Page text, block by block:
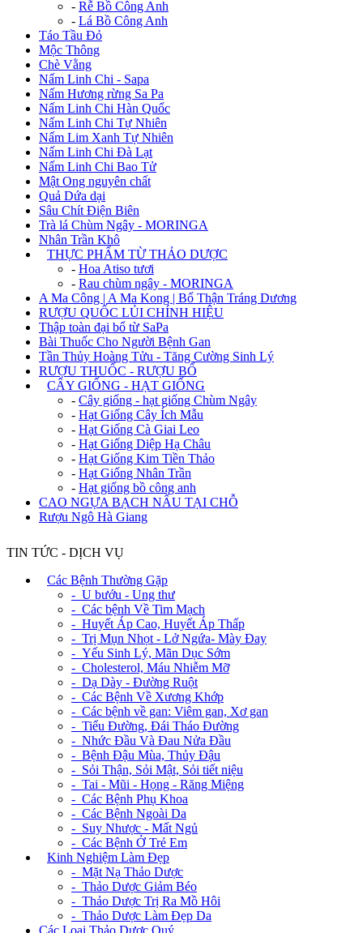
- Rễ Bồ Công Anh
- Lá Bồ Công Anh
Táo Tầu Đỏ
Mộc Thông
Chè Vằng
Nấm Linh Chi - Sapa
Nấm Hương rừng Sa Pa
Nấm Linh Chi Hàn Quốc
Nấm Linh Chi Tự Nhiên
Nấm Lim Xanh Tự Nhiên
Nấm Linh Chi Đà Lạt
Nấm Linh Chi Bao Tử
Mật Ong nguyên chất
Quả Dứa dại
Sâu Chít Điện Biên
Trà lá Chùm Ngây - MORINGA
Nhân Trần Khô
THỰC PHẨM TỪ THẢO DƯỢC
- Hoa Atiso tươi
- Rau chùm ngây - MORINGA
A Ma Công | A Ma Kong | Bổ Thận Tráng Dương
RƯỢU QUỐC LỦI CHÍNH HIỆU
Thập toàn đại bổ từ SaPa
Bài Thuốc Cho Người Bệnh Gan
Tần Thủy Hoàng Tửu - Tăng Cường Sinh Lý
RƯỢU THUỐC - RƯỢU BỔ
CÂY GIỐNG - HẠT GIỐNG
- Cây giống - hạt giống Chùm Ngây
- Hạt Giống Cây Ích Mẫu
- Hạt Giống Cà Giai Leo
- Hạt Giống Diệp Hạ Châu
- Hạt Giống Kim Tiền Thảo
- Hạt Giống Nhân Trần
- Hạt giống bồ công anh
CAO NGỰA BẠCH NẤU TẠI CHỖ
Rượu Ngô Hà Giang
TIN TỨC - DỊCH VỤ
Các Bệnh Thường Gặp
- U bướu - Ung thư
- Các bệnh Về Tim Mạch
- Huyết Áp Cao, Huyết Áp Thấp
- Trị Mụn Nhọt - Lở Ngứa- Mày Đay
- Yếu Sinh Lý, Mãn Dục Sớm
- Cholesterol, Máu Nhiễm Mỡ
- Dạ Dày - Đường Ruột
- Các Bệnh Về Xương Khớp
- Các bệnh về gan: Viêm gan, Xơ gan
- Tiểu Đường, Đái Tháo Đường
- Nhức Đầu Và Đau Nửa Đầu
- Bệnh Đậu Mùa, Thủy Đậu
- Sỏi Thận, Sỏi Mật, Sỏi tiết niệu
- Tai - Mũi - Họng - Răng Miệng
- Các Bệnh Phụ Khoa
- Các Bệnh Ngoài Da
- Suy Nhược - Mất Ngủ
- Các Bệnh Ở Trẻ Em
Kinh Nghiệm Làm Đẹp
- Mặt Nạ Thảo Dược
- Thảo Dược Giảm Béo
- Thảo Dược Trị Ra Mồ Hôi
- Thảo Dược Làm Đẹp Da
Các Loại Thảo Dược Quý